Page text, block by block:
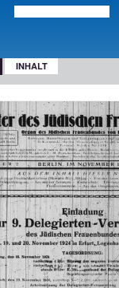
INHALT